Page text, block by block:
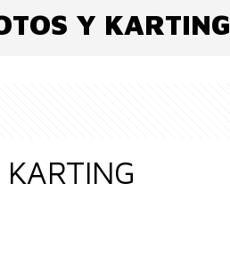
Y KARTING